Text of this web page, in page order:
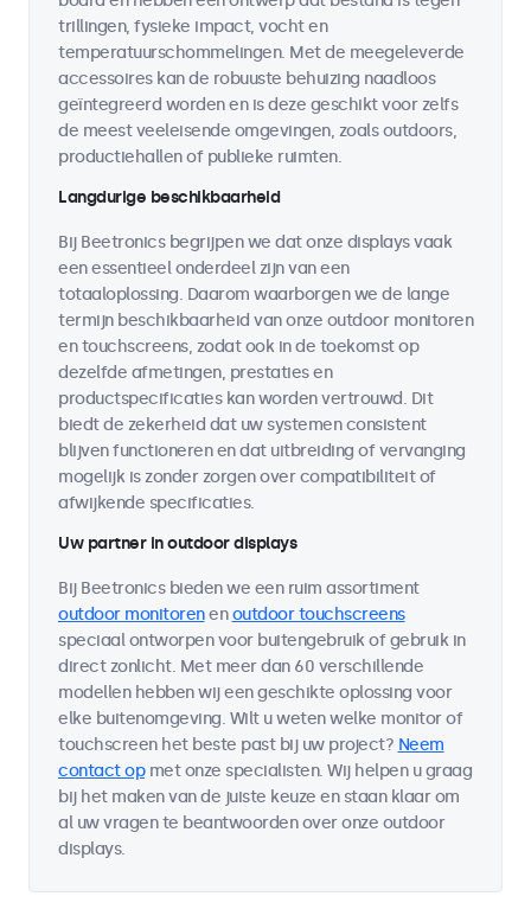
trillingen, fysieke impact, vocht en
temperatuurschommelingen. Met de meegeleverde
accessoires kan de robuuste behuizing naadloos
geïntegreerd worden en is deze geschikt voor zelfs
de meest veeleisende omgevingen, zoals outdoors,
productiehallen of publieke ruimten.
Langdurige beschikbaarheid
Bij Beetronics begrijpen we dat onze displays vaak
een essentieel onderdeel zijn van een
totaaloplossing. Daarom waarborgen we de lange
termijn beschikbaarheid van onze outdoor monitoren
en touchscreens, zodat ook in de toekomst op
dezelfde afmetingen, prestaties en
productspecificaties kan worden vertrouwd. Dit
biedt de zekerheid dat uw systemen consistent
blijven functioneren en dat uitbreiding of vervanging
mogelijk is zonder zorgen over compatibiliteit of
afwijkende specificaties.
Uw partner in outdoor displays
Bij Beetronics bieden we een ruim assortiment
outdoor monitorenenoutdoor touchscreens
speciaal ontworpen voor buitengebruik of gebruik in
direct zonlicht. Met meer dan 60 verschillende
modellen hebben wij een geschikte oplossing voor
elke buitenomgeving. Wilt u weten welke monitor of
touchscreen het beste past bij uw project? Neem
contact opmet onze specialisten. Wij helpen u graag
bij het maken van de juiste keuze en staan klaar om
al uw vragen te beantwoorden over onze outdoor
displays.